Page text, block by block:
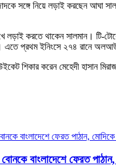
সঙ্গে নিয়ে লড়াই করছেন
করতে থাকেন সালমান। টি-
এতে প্রথম ইনিংসে ২৭৪ রানে
উইকেট শিকার করেন মেহেদী হাসান
বাংলাদেশে ফেরত